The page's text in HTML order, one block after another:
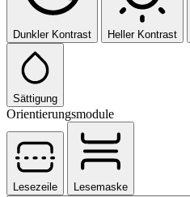
Dunkler Kontrast Heller Kontrast
Sättigung
Orientierungsmodule
Lesezeile
Lesemaske